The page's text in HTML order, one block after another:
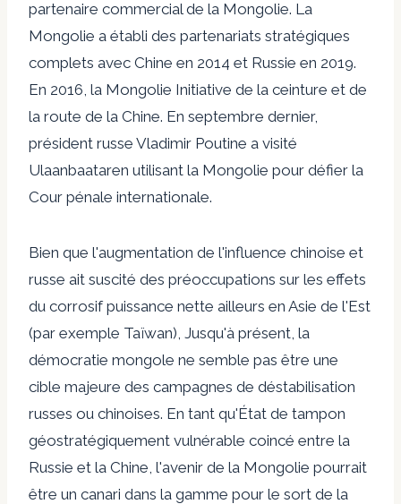
partenaire commercial de la Mongolie. La
Mongolie a établi des partenariats stratégiques
complets avec Chine en 2014 et Russie en 2019.
En 2016, la Mongolie Initiative de la ceinture et de
la route de la Chine. En septembre dernier,
président russe Vladimir Poutine a visité
Ulaanbaataren utilisant la Mongolie pour défier la
Cour pénale internationale.
Bien que l'augmentation de l'influence chinoise et
russe ait suscité des préoccupations sur les effets
du corrosifpuissance nette ailleurs en Asie de l'Est
(par exemple Taïwan), Jusqu'à présent, la
démocratie mongole ne semble pas être une
cible majeure des campagnes de déstabilisation
russes ou chinoises. En tant qu'État de tampon
géostratégiquement vulnérable coincé entre la
Russie et la Chine, l'avenir de la Mongolie pourrait
être un canari dans la gamme pour le sort de la